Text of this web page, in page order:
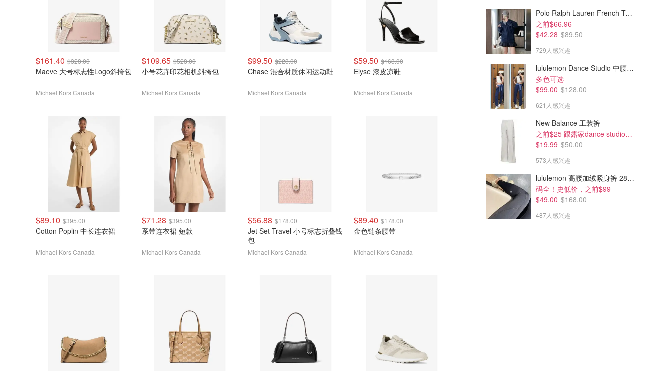
$161.40 $328.00
Maeve 大号标志性Logo斜挎包
Michael Kors Canada
$109.65 $528.00
小号花卉印花相机斜挎包
Michael Kors Canada
$99.50 $228.00
Chase 混合材质休闲运动鞋
Michael Kors Canada
$59.50 $168.00
Elyse 漆皮凉鞋
Michael Kors Canada
$89.10 $395.00
Cotton Poplin 中长连衣裙
Michael Kors Canada
$71.28 $395.00
系带连衣裙 短款
Michael Kors Canada
$56.88 $178.00
Jet Set Travel 小号标志折叠钱
包
Michael Kors Canada
$89.40 $178.00
金色链条腰带
Michael Kors Canada
Polo Ralph Lauren French Terry 女童连帽卫衣 7-16码
之前$66.96
$42.28 $89.50
729人感兴趣
lululemon Dance Studio 中腰长裤 女装常规款
多色可选
$99.00 $128.00
621人感兴趣
New Balance 工装裤
之前$25 跟露家dance studio好像!补码了
$19.99 $50.00
573人感兴趣
lululemon 高腰加绒紧身裤 28"≈71cm 5个口袋
码全！史低价，之前$99
$49.00 $168.00
487人感兴趣